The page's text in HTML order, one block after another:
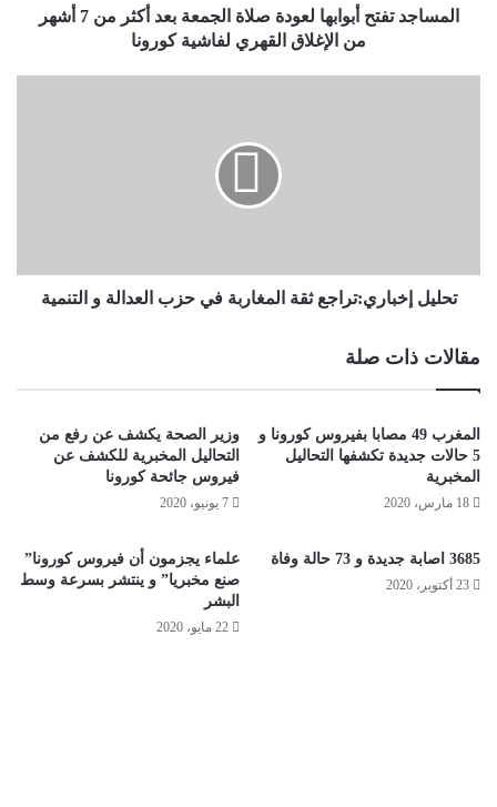
المساجد تفتح أبوابها لعودة صلاة الجمعة بعد أكثر من 7 أشهر
من الإغلاق القهري لفاشية كورونا
تحليل إخباري:تراجع ثقة المغاربة في حزب العدالة و التنمية
مقالات ذات صلة
المغرب 49 مصابا بفيروس كورونا و
5 حالات جديدة تكشفها التحاليل
المخبرية
18 مارس، 2020
وزير الصحة يكشف عن رفع من
التحاليل المخبرية للكشف عن
فيروس جائحة كورونا
7 يونيو، 2020
3685 اصابة جديدة و 73 حالة وفاة
23 أكتوبر، 2020
علماء يجزمون أن فيروس كورونا”
صنع مخبريا” و ينتشر بسرعة وسط
البشر
22 مايو، 2020